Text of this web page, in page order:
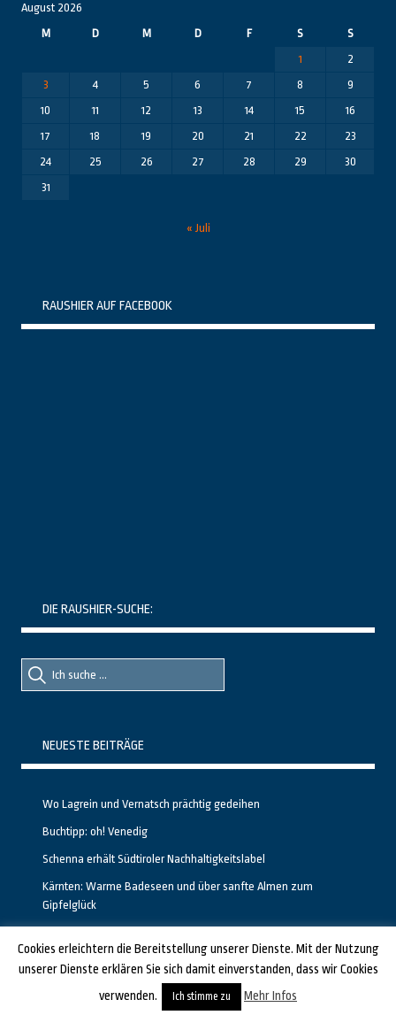
August 2026
M
D M D F S
S
1
2
3
4 5 6 7 8
9
10
11 12 13 14 15
16
17
18 19 20 21 22
23
24
25 26 27 28 29
30
31
« Juli
RAUSHIER AUF FACEBOOK
DIE RAUSHIER-SUCHE:
Suche
nach::
Suche
nach:
NEUESTE BEITRÄGE
Wo Lagrein und Vernatsch prächtig gedeihen
Buchtipp: oh! Venedig
Schenna erhält Südtiroler Nachhaltigkeitslabel
Kärnten: Warme Badeseen und über sanfte Almen zum
Gipfelglück
GESTALTET UND PROGRAMMIERT VON ALBERTO & FRANZ BEI LUCID.BERLIN
Cookies erleichtern die Bereitstellung unserer Dienste. Mit der Nutzung
unserer Dienste erklären Sie sich damit einverstanden, dass wir Cookies
verwenden.
Ich stimme zu Mehr Infos